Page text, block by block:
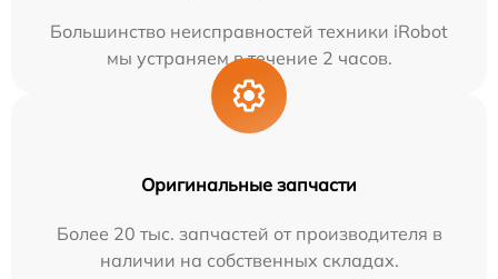
Большинство неисправностей техники iRobot
мы устраняем в течение 2 часов.
Оригинальные запчасти
Более 20 тыс. запчастей от производителя в
наличии на собственных складах.